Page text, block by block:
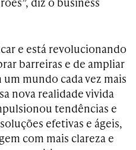
e está revolucionando
barreiras e de ampliar
um mundo cada vez mais
nova realidade vivida
tendências e
efetivas e ágeis,
com mais clareza e